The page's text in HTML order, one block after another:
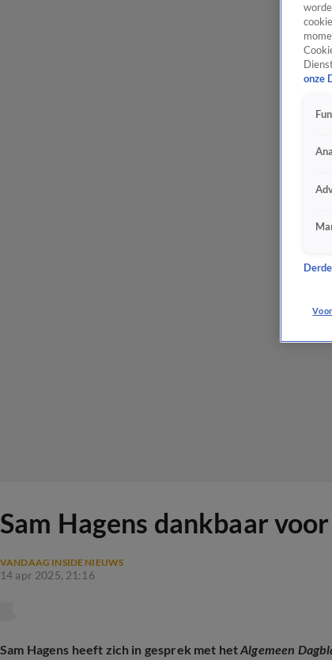
Sam Hagens dankbaar
VANDAAG INSIDE NIEUWS
14 apr 2025, 21:16
Sam Hagens heeft zich in gesprek met hetAlgemeen
onze